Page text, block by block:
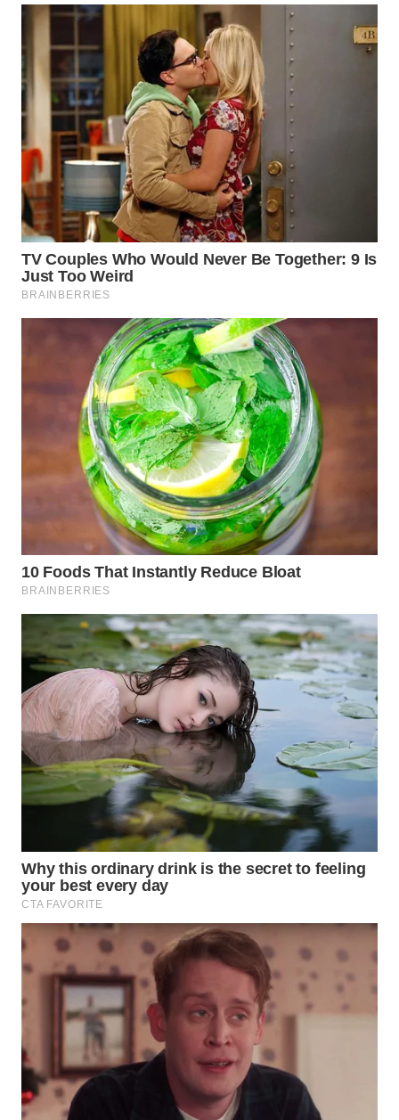
WN
LANGKAT
WN
TAPANULI
SELATAN
WN
TANJUNG
LESUNG
WN
KARO
SIMALUNGUN
WN
LABUHANBATU
TENGAH
WN DELI
SERDANG
WN
TEBING
TINGGI
WN
PAKPAK
WN
KARAWANG
WN
BEKASI
BOGOR
WN
WN
TAPANULI
UTARA